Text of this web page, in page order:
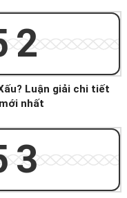
Luận giải chi tiết
nhất